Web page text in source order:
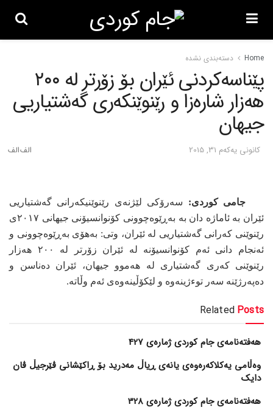
Home دسته‌بندی نشده
پێناسەکردنی ئێران بۆ زۆرتر لە ٢٠٠
هەزار شارەزا و رێنوێنکەری گەشتیاریی
جیهان
كانونی یه‌كه‌م 31, 2015
جامی کوردی: سەرۆکی لێژنەی رێنوێنیکەرانی گەشتیاریی
ئێران بە ئاماژە دان بە بەڕێوەچوونی کۆنوانسیۆنی جیهانی ٢٠١٧ی
رێنوێنی کەرانی گەشتیاریی لە ئێران، وتی: بەهۆی بەڕێوەچوونی و
ئەنجام دانی ئەم کۆنوانسیۆنە لە ئێران زۆرتر لە ٢٠٠ هەزار
رێنوێنی کەری گەشتیاری لە هەموو جیهان، ئێران دەناسن و
دەپەرژێنە سەر توءژینەوە و لێکۆڵینەوەی ئەم وڵاتە.
Related Posts
هەفتەنامەی جام کوردی ژمارەی 427
وەڵامی یەکلاکەرەوەی یانەی ڕیاڵ مەدرید بۆ ڕاکێشانی ڤێرجیڵ ڤان
دایک
هەفتەنامەی جام کوردی ژمارەی 328